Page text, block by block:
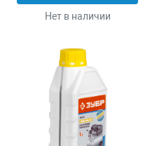
Нет в наличии